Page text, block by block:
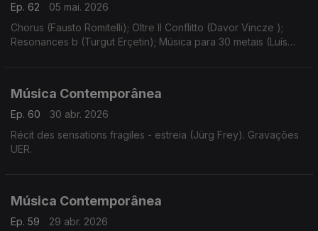
Ep. 62
05 mai. 2026
Chorus (Fausto Romitelli); Oltre Il Conflitto (Davor Vincze );
Resonances b (Turgut Erçetin); Música para 30 metais (Luís
Música Contemporânea
Ep. 60
30 abr. 2026
Récit des sensations fragiles - estreia (Jürg Frey). Gravações
UER.
Música Contemporânea
Ep. 59 29 abr. 2026